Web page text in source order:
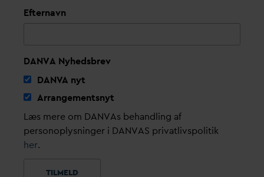
Efternavn
DANVA Nyhedsbrev
DANVA nyt
Arrangementsnyt
Læs mere om DANVAs behandling af
personoplysninger i DANVAS privatlivspolitik
her.